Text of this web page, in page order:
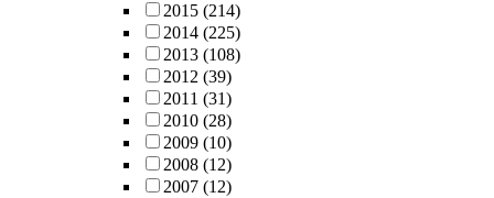
2015 (214)
2014 (225)
2013 (108)
2012 (39)
2011 (31)
2010 (28)
2009 (10)
2008 (12)
2007 (12)